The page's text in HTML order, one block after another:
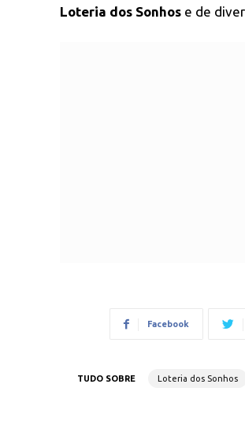
Loteria dos Sonhos e de
Facebook
TUDO SOBRE Loteria dos Sonhos